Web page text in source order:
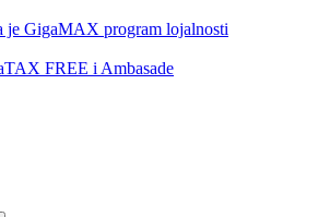
je GigaMAX program lojalnosti
TAX FREE i Ambasade